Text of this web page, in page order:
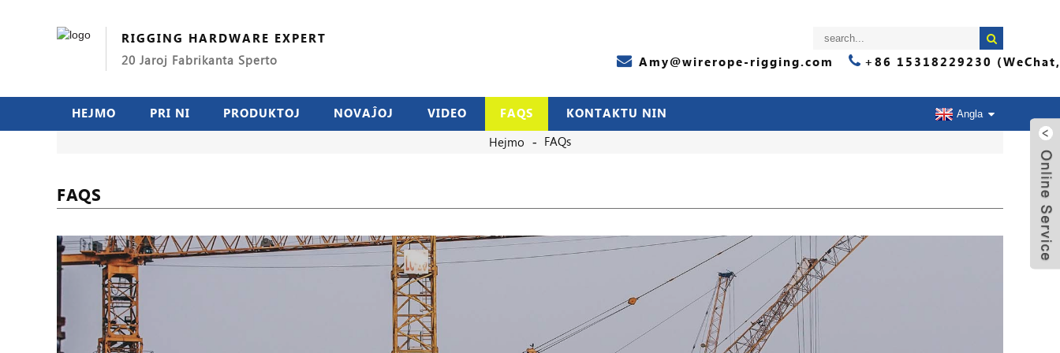
RIGGING HARDWARE EXPERT
20 Jaroj Fabrikanta Sperto
Amy@wirerope-rigging.com +86 15318229230
HEJMO PRI NI PRODUKTOJ NOVAĴOJ VIDEO FAQS KONTAKTU NIN Angla
Hejmo FAQs
FAQS